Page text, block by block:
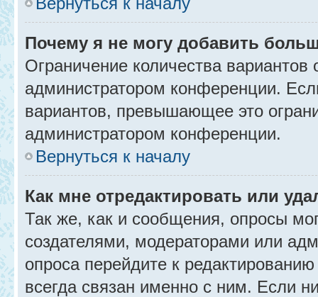
Почему я не могу добавить
Ограничение количества вариантов
администратором конференции.
вариантов, превышающее это
администратором конференции.
Вернуться к началу
Как мне отредактировать или
Так же, как и сообщения, опросы
создателями, модераторами или
опроса перейдите к
всегда связан именно с ним. Если